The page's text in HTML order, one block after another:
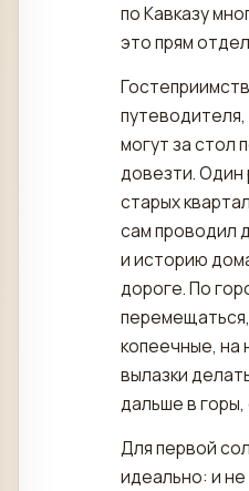
по Кавказу
это прям
могут за стол
довезти. Один
старых
сам проводил
и историю
дороге. По
копеечные, на
вылазки
дальше в
Для первой
идеально: и